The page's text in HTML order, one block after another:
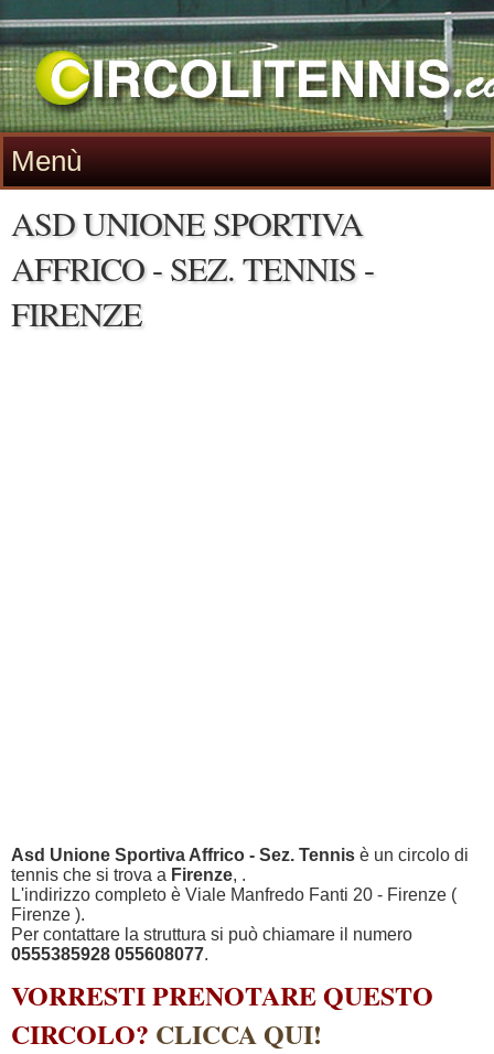
Menù
ASD UNIONE SPORTIVA
AFFRICO - SEZ. TENNIS -
FIRENZE
Asd Unione Sportiva Affrico - Sez. Tennis è un circolo di
tennis che si trova a Firenze, .
L'indirizzo completo è Viale Manfredo Fanti 20 - Firenze (
Firenze ).
Per contattare la struttura si può chiamare il numero
0555385928 055608077.
VORRESTI PRENOTARE QUESTO
CIRCOLO? CLICCA QUI!